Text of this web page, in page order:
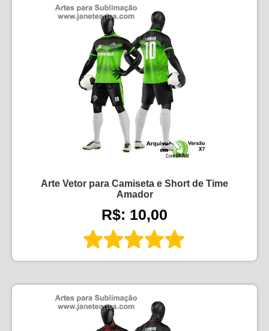
Arte Vetor para Camiseta e Short de Time
Amador
R$: 10,00